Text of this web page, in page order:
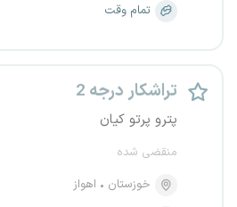
تمام وقت
تراشکار درجه 2
پترو پرتو کیان
منقضی شده
خوزستان
اهواز